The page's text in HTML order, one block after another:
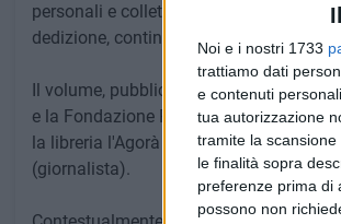
Noi e i nostri 1733
trattiamo dati
e contenuti
tua autorizzazione
tramite la
le finalità sopra
preferenze prima di
possono non
personali e collettive. Questo progetto
dedizione, continua a farlo vivere.
Il volume, pubblicato per
e la Fondazione Pro Loco Italia, sarà
la libreria l'Agorà a Ruvo di Puglia.
(giornalista).